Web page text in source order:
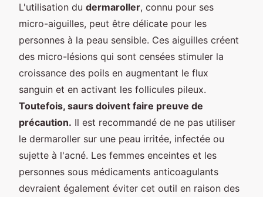
L'utilisation du dermaroller, connu pour ses
micro-aiguilles, peut être délicate pour les
personnes à la peau sensible. Ces aiguilles créent
des micro-lésions qui sont censées stimuler la
croissance des poils en augmentant le flux
sanguin et en activant les follicules pileux.
Toutefois, saurs doivent faire preuve de
précaution. Il est recommandé de ne pas utiliser
le dermaroller sur une peau irritée, infectée ou
sujette à l'acné. Les femmes enceintes et les
personnes sous médicaments anticoagulants
devraient également éviter cet outil en raison des